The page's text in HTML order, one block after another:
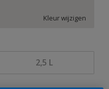
Kleur wijzigen
2,5 L